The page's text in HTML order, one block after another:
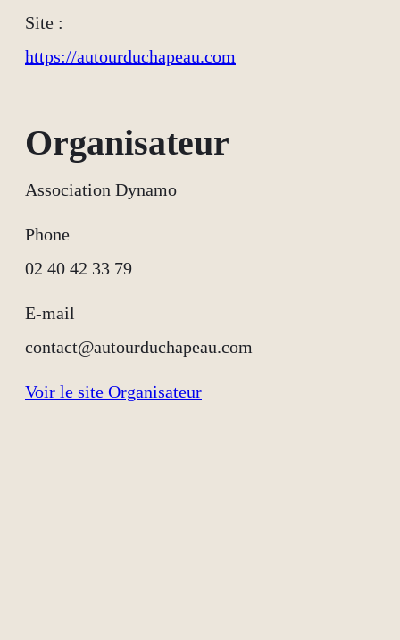
Site :
https://autourduchapeau.com
Organisateur
Association Dynamo
Phone
02 40 42 33 79
E-mail
contact@autourduchapeau.com
Voir le site Organisateur